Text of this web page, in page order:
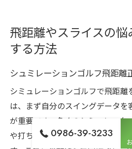
飛距離やスライスの
する方法
シュミレーションゴルフ飛距離
シミュレーションゴルフで飛距
は、まず自分のスイングデータを
が重要です。多くのシミュレータ
や打ち出し角度、スピン量など細
0986-39-3233